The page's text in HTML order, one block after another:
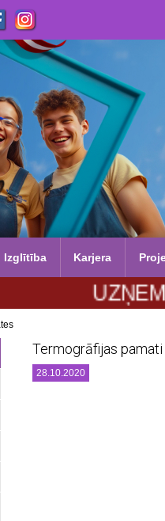
Izglītība Karjera
Termogrāfijas
28.10.2020